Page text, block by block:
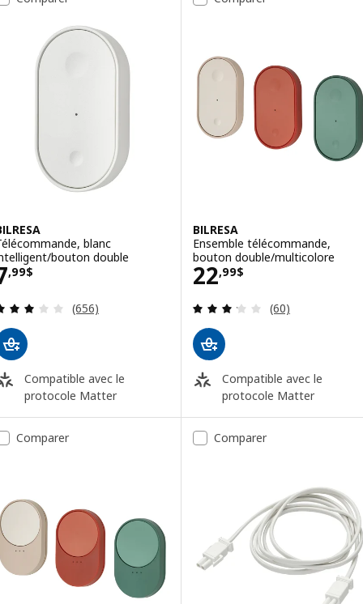
blanc
bouton double
,99$ 7,99$
Examen: 3.1 sur des 5 Étoiles. Total des
(656)
Compatible avec le
protocole Matter
BILRESA
Ensemble télécommande,
bouton double/multicolore
22,99$
Prix 22,99$
Examen: 3.2
(60)
Compatible avec le
protocole Matter
Comparer Comparer